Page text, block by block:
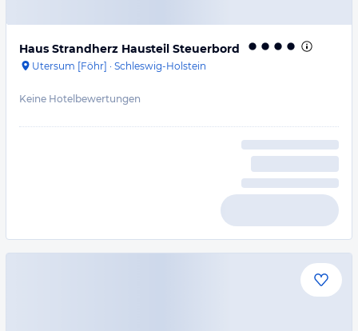
Haus Strandherz Hausteil Steuerbord
Utersum [Föhr] · Schleswig-Holstein
Keine Hotelbewertungen